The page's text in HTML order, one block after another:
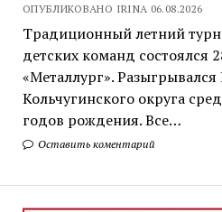
ОПУБЛИКОВАНО IRINA 06.08.2026
Традиционный летний
детских команд состоялся
«Металлург».
Кольчугинского округа
годов рождения. Все…
Оставить коментарий